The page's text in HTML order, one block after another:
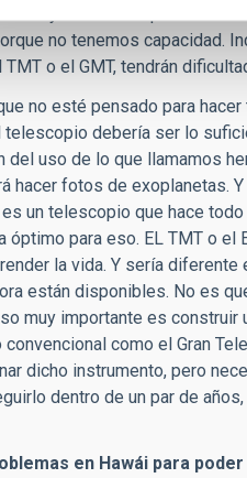
y reconocer que la vida
no tenemos capacidad.
TMT o el GMT, tendrán
no esté pensado para
debería ser lo
del uso de lo que llamamos
hacer fotos de exoplanetas.
un telescopio que hace
para eso. EL TMT o el
la vida. Y sería
están disponibles. No es
muy importante es
como el Gran
dicho instrumento, pero
dentro de un par de
en Hawái para